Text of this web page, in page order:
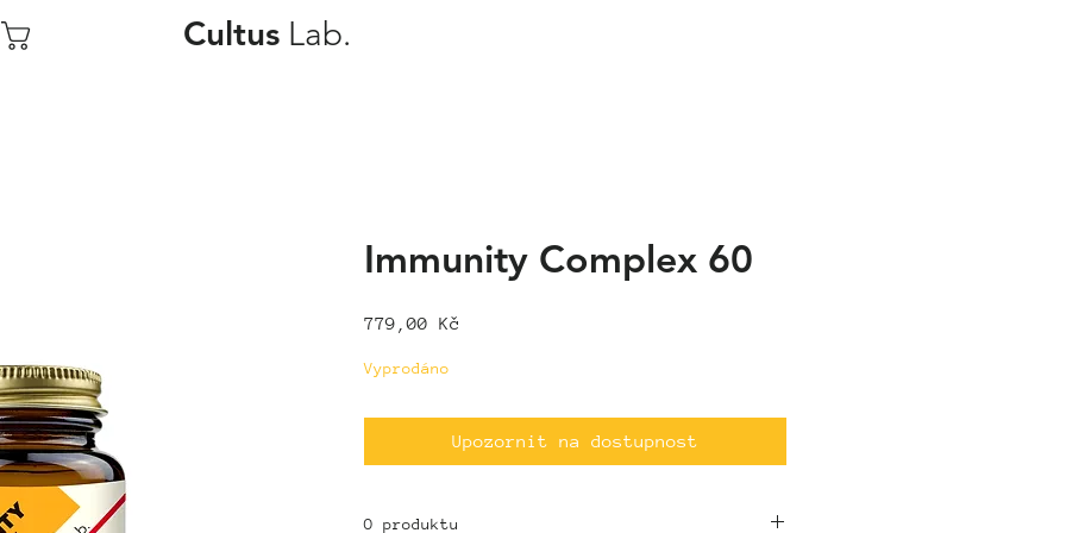
CultusLab.
Immunity Complex 60
779,00 Kč
Vyprodáno
Upozornit na dostupnost
O produktu